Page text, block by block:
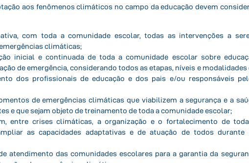
aos fenômenos climáticos no campo da educação devem
com toda a comunidade escolar, todas as intervenções a
climáticas;
inicial e continuada de toda a comunidade escolar sobre
de emergência, considerando todos as etapas, níveis e modalidades
dos profissionais de educação e dos pais e/ou responsáveis
de emergências climáticas que viabilizem a segurança e a
e quesejam objeto de treinamento de toda a comunidade escolar;
entre crises climáticas, a organização e o fortalecimento de
as capacidades adaptativas e de atuação de todos durante
atendimento das comunidades escolares para a garantia da